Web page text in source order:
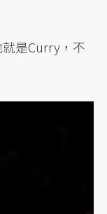
是Curry，不